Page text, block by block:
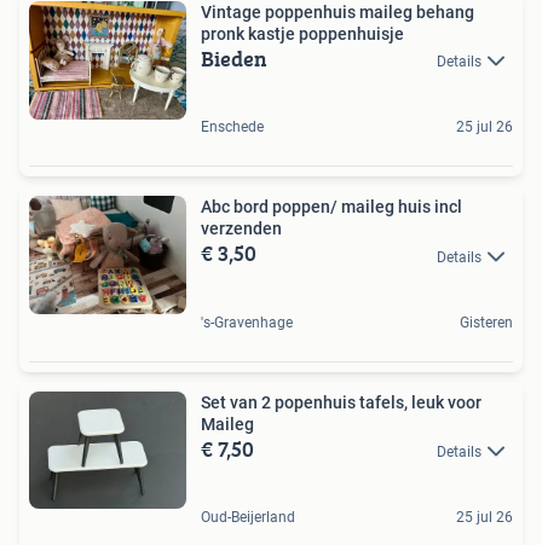
Vintage poppenhuis maileg behang
pronk kastje poppenhuisje
Bieden Details
Enschede 25 jul 26
Abc bord poppen/ maileg huis incl
verzenden
€ 3,50 Details
's-Gravenhage Gisteren
Set van 2 popenhuis tafels, leuk voor
Maileg
€ 7,50 Details
Oud-Beijerland 25 jul 26